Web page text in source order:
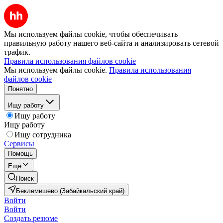
Мы используем файлы cookie, чтобы обеспечивать
правильную работу нашего веб-сайта и анализировать сетевой
трафик.
Правила использования файлов cookie
Мы используем файлы cookie. Правила использования
файлов cookie
Понятно
Ищу работу
Ищу работу
Ищу работу
Ищу сотрудника
Сервисы
Помощь
Ещё
Поиск
Беклемишево (Забайкальский край)
Войти
Войти
Создать резюме